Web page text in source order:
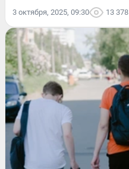
3 октября, 2025, 09:30 13 378